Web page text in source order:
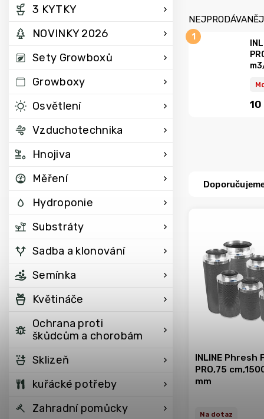
3 KYTKY
NOVINKY 2026
Sety Growboxů
Growboxy
Osvětlení
Vzduchotechnika
Hnojiva
Měření
Hydroponie
Substráty
Sadba a klonování
Semínka
Květináče
Ochrana proti
škůdcům a chorobám
Sklizeň
kuřácké potřeby
Zahradní pomůcky
10
INLINE Phresh
PRO,75
mm
Na dotaz